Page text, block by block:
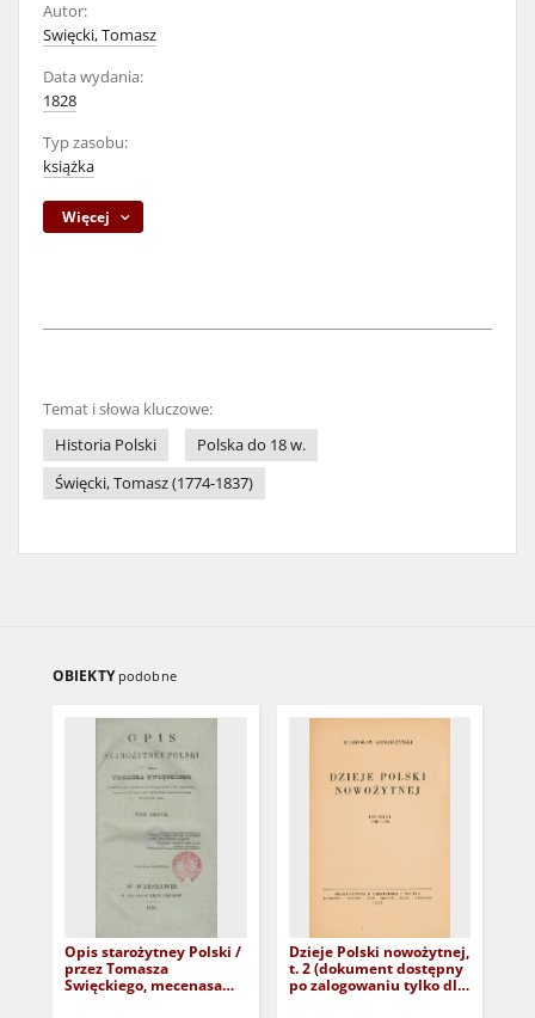
Autor:
Swięcki, Tomasz
Data wydania:
1828
Typ zasobu:
książka
Więcej
Temat i słowa kluczowe:
Historia Polski
Polska do 18 w.
Święcki, Tomasz (1774-1837)
OBIEKTY podobne
Opis starożytney Polski /
przez Tomasza
Swięckiego, mecenasa
Dzieje Polski nowożytnej,
t. 2 (dokument dostępny
po zalogowaniu tylko dla